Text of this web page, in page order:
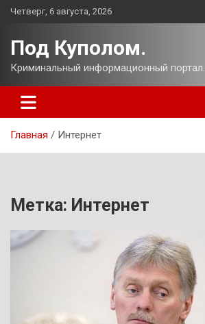
Перейти
Четверг, 6 августа, 2026
Под Куполом.
Криминальный информационный портал.
Главная Интернет
Метка: Интернет